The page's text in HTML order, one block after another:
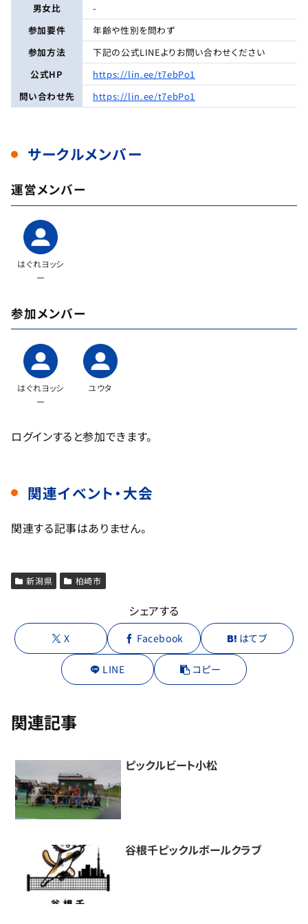
男女比
-
参加要件
年齢や性別を問わず
参加方法
下記の公式LINEよりお問い合わせください
公式HP
https://lin.ee/t7ebPo1
問い合わせ先
https://lin.ee/t7ebPo1
サークルメンバー
運営メンバー
はぐれヨッシ
ー
参加メンバー
はぐれヨッシ
ー
ユウタ
ログインすると参加できます。
関連イベント・大会
関連する記事はありません。
新潟県 柏崎市
シェアする
X Facebook はてブ
LINE コピー
関連記事
ピックルビート小松
谷根千ピックルボールクラブ